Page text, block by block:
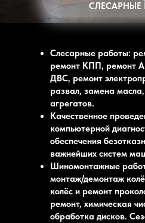
Слесарные работы:
ремонт КПП, ремонт
ДВС, ремонт
развал, замена
агрегатов.
Качественное
компьютерной
обеспечения
важнейших систем
Шиномонтажные
монтаж/демонтаж
колёс и ремонт
ремонт, химическая
обработка дисков.
СЛЕСАРНЫЕ